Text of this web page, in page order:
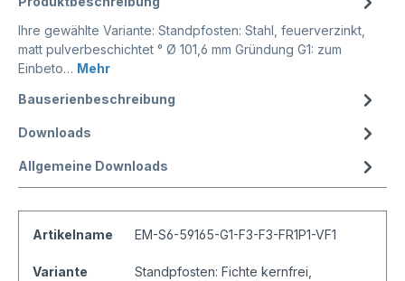
Ihre gewählte Variante: Standpfosten: Stahl, feuerverzinkt,
matt pulverbeschichtet ° Ø 101,6 mm Gründung G1: zum
Einbeto… Mehr
Bauserienbeschreibung
Downloads
Allgemeine Downloads
Artikelname EM-S6-59165-G1-F3-F3-FR1P1-VF1
Variante
Standpfosten: Fichte kernfrei,